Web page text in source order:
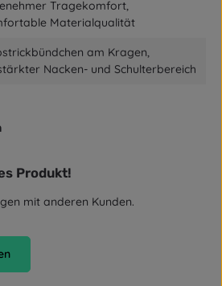
Tragekomfort,
Materialqualität
am Kragen,
Nacken- und Schulterbereich
von 0 von 5 Sternen
Produkt!
mit anderen Kunden.